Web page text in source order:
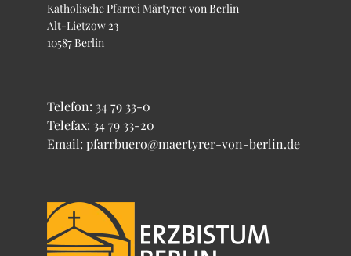
Katholische Pfarrei Märtyrer von Berlin
Alt-Lietzow 23
10587 Berlin
Telefon: 34 79 33-0
Telefax: 34 79 33-20
Email: pfarrbuero@maertyrer-von-berlin.de